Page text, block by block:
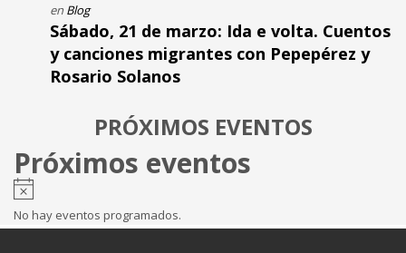
en Blog
Sábado, 21 de marzo: Ida e volta. Cuentos
y canciones migrantes con Pepepérez y
Rosario Solanos
PRÓXIMOS EVENTOS
Próximos eventos
No hay eventos programados.